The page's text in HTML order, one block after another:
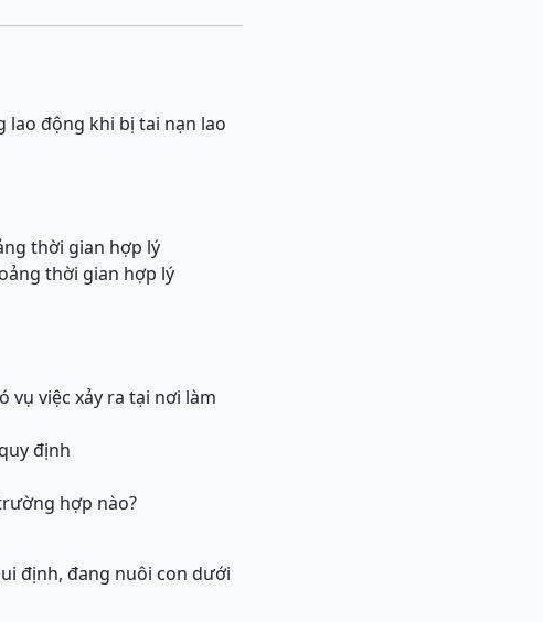
động khi bị tai nạn lao
thời gian hợp lý
thời gian hợp lý
vụ việc xảy ra tại nơi làm
định
hợp nào?
định, đang nuôi con dưới